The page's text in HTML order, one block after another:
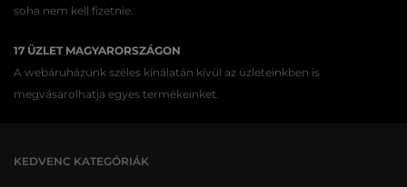
soha nem kell fizetnie.
17 ÜZLET MAGYARORSZÁGON
A webáruházunk széles kínálatán kívül az üzleteinkben is
megvásárolhatja egyes termékeinket.
KEDVENC KATEGÓRIÁK